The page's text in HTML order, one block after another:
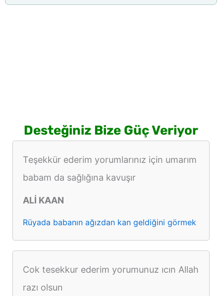
Desteğiniz Bize Güç Veriyor
Teşekkür ederim yorumlarınız için umarım
babam da sağlığına kavuşır
ALİ KAAN
Rüyada babanın ağızdan kan geldiğini görmek
Cok tesekkur ederim yorumunuz ıcın Allah
razı olsun